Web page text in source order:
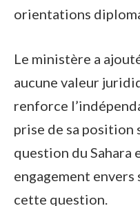
orientations
Le ministère a
aucune valeur
renforce
prise de sa position
question du Sahara
engagement
cette question.